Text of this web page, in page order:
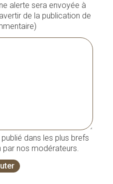
alerte sera envoyée à
de la publication de
dans les plus brefs
par nos modérateurs.